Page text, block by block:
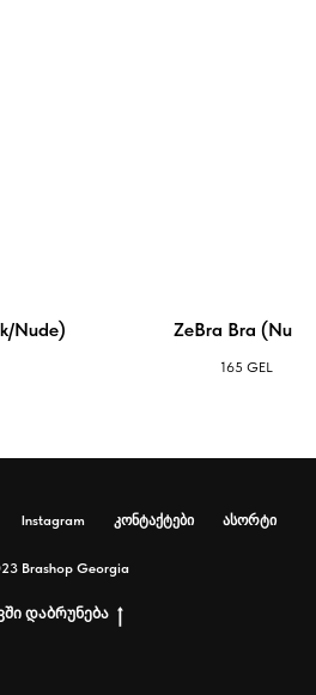
Nude) ZeBra Bra
165 GEL
Instagram კონტაქტები ასორტი
Brashop Georgia
დაბრუნება